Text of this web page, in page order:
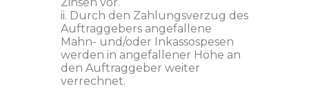
Zinsen vor.
ii. Durch den Zahlungsverzug des
Auftraggebers angefallene
Mahn- und/oder Inkassospesen
werden in angefallener Höhe an
den Auftraggeber weiter
verrechnet.